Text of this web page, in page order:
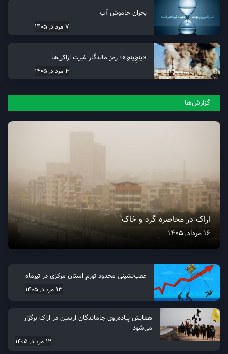
بحران خاموش آب
7 مرداد, 1405
«پنجِ‌پنج»؛ رمز ماندگار غیرت اراکی‌ها
4 مرداد, 1405
گزارش‌ها
اراک در محاصره گرد و خاک
16 مرداد, 1405
عقب‌نشینی محدود تورم استان مرکزی در تیرماه
13 مرداد, 1405
همایش پیاده‌روی جاماندگان اربعین در اراک برگزار
می‌شود
12 مرداد, 1405